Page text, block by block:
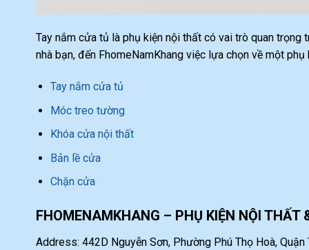
Tay nắm cửa tủ là phụ kiện nội thất có vai trò quan
nhà bạn, đến FhomeNamKhang việc lựa chọn về một
Tay nắm cửa tủ
Móc treo tường
Khóa cửa nội thất
Bản lề cửa
Chặn cửa
FHOMENAMKHANG – PHỤ KIỆN NỘI THẤT
Address: 442D Nguyễn Sơn, Phường Phú Thọ Hoà, Quận